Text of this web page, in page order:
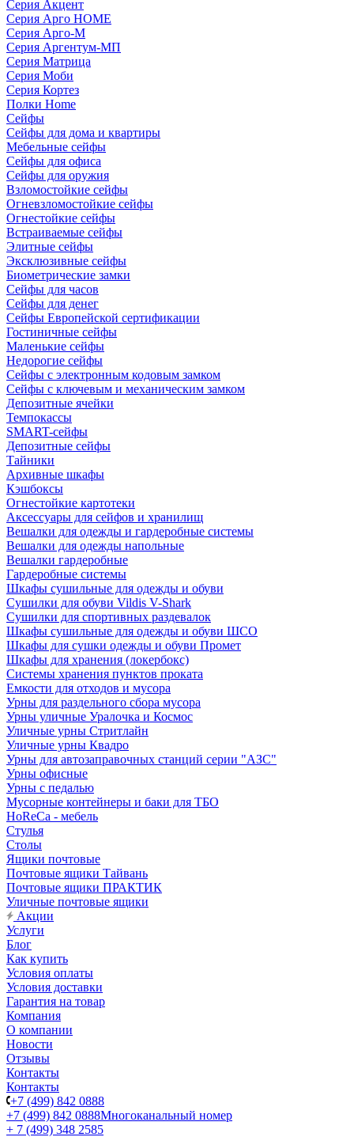
Серия Акцент
Серия Арго HOME
Серия Арго-М
Серия Аргентум-МП
Серия Матрица
Серия Моби
Серия Кортез
Полки Home
Сейфы
Сейфы для дома и квартиры
Мебельные сейфы
Сейфы для офиса
Сейфы для оружия
Взломостойкие сейфы
Огневзломостойкие сейфы
Огнестойкие сейфы
Встраиваемые сейфы
Элитные сейфы
Эксклюзивные сейфы
Биометрические замки
Сейфы для часов
Сейфы для денег
Сейфы Европейской сертификации
Гостиничные сейфы
Маленькие сейфы
Недорогие сейфы
Сейфы с электронным кодовым замком
Сейфы с ключевым и механическим замком
Депозитные ячейки
Темпокассы
SMART-сейфы
Депозитные сейфы
Тайники
Архивные шкафы
Кэшбоксы
Огнестойкие картотеки
Аксессуары для сейфов и хранилищ
Вешалки для одежды и гардеробные системы
Вешалки для одежды напольные
Вешалки гардеробные
Гардеробные системы
Шкафы сушильные для одежды и обуви
Сушилки для обуви Vildis V-Shark
Сушилки для спортивных раздевалок
Шкафы сушильные для одежды и обуви ШСО
Шкафы для сушки одежды и обуви Промет
Шкафы для хранения (локербокс)
Системы хранения пунктов проката
Емкости для отходов и мусора
Урны для раздельного сбора мусора
Урны уличные Уралочка и Космос
Уличные урны Стритлайн
Уличные урны Квадро
Урны для автозаправочных станций серии "АЗС"
Урны офисные
Урны с педалью
Мусорные контейнеры и баки для ТБО
HoReCa - мебель
Стулья
Столы
Ящики почтовые
Почтовые ящики Тайвань
Почтовые ящики ПРАКТИК
Уличные почтовые ящики
Акции
Услуги
Блог
Как купить
Условия оплаты
Условия доставки
Гарантия на товар
Компания
О компании
Новости
Отзывы
Контакты
Контакты
+7 (499) 842 0888
+7 (499) 842 0888Многоканальный номер
+ 7 (499) 348 2585